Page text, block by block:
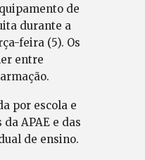
de
durante a
feira (5). Os
entre
por escola e
APAE e das
de ensino.